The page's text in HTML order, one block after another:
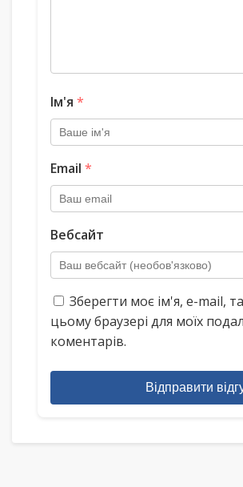
Ім'я *
Email *
Вебсайт
Зберегти моє ім'я, e-mail,
цьому браузері для моїх
коментарів.
Відправити